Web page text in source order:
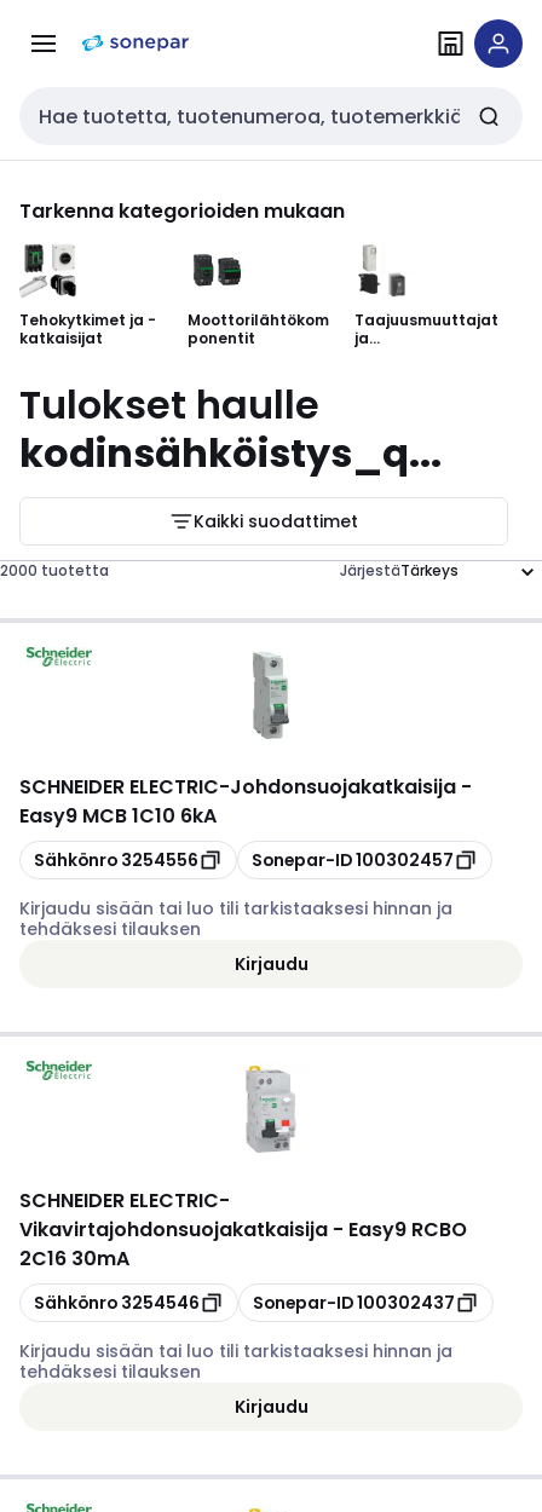
navigointiinsisältöön
Haku
Tarkenna kategorioiden mukaan
Tehokytkimet ja -
katkaisijat
Moottorilähtökom
ponentit
Taajuusmuuttajat
ja
Tulokset haulle
kodinsähköistys_q...
Kaikki suodattimet
2000 tuotetta Järjestä
SCHNEIDER ELECTRIC-Johdonsuojakatkaisija -
Easy9 MCB 1C10 6kA
Kopioi
Sähkönro 3254556 Kopioi
Sonepar-ID100302457
Kirjaudu sisään tai luo tili tarkistaaksesi hinnan ja
tehdäksesi tilauksen
Kirjaudu
SCHNEIDER ELECTRIC-
Vikavirtajohdonsuojakatkaisija - Easy9 RCBO
2C16 30mA
Kopioi
Sähkönro 3254546 Kopioi
Sonepar-ID100302437
Kirjaudu sisään tai luo tili tarkistaaksesi hinnan ja
tehdäksesi tilauksen
Kirjaudu